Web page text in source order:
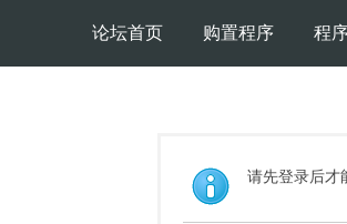
论坛首页 购置程序 程
请先登录后才